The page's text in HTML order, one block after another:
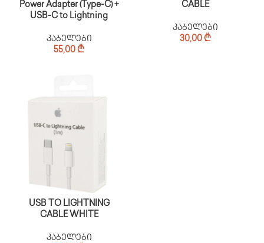
Power Adapter (Type-C) +
USB-C to Lightning
კაბელები
55,00 ₾
CABLE
კაბელები
30,00 ₾
USB TO LIGHTNING
CABLE WHITE
კაბელები